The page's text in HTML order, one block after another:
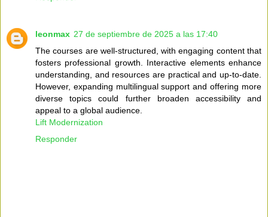
leonmax 27 de septiembre de 2025 a las 17:40
The courses are well-structured, with engaging content that
fosters professional growth. Interactive elements enhance
understanding, and resources are practical and up-to-date.
However, expanding multilingual support and offering more
diverse topics could further broaden accessibility and
appeal to a global audience.
Lift Modernization
Responder